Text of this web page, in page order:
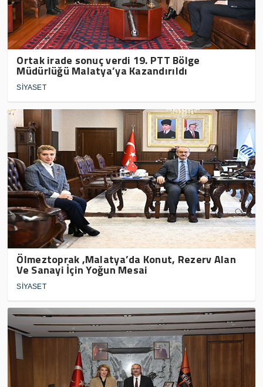
Ortak irade sonuç verdi 19. PTT Bölge
Müdürlüğü Malatya’ya Kazandırıldı
SİYASET
Ölmeztoprak ,Malatya’da Konut, Rezerv Alan
Ve Sanayi İçin Yoğun Mesai
SİYASET